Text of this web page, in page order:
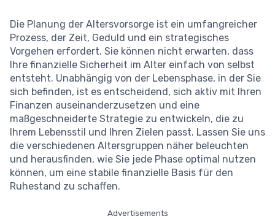
Die Planung der Altersvorsorge ist ein umfangreicher
Prozess, der Zeit, Geduld und ein strategisches
Vorgehen erfordert. Sie können nicht erwarten, dass
Ihre finanzielle Sicherheit im Alter einfach von selbst
entsteht. Unabhängig von der Lebensphase, in der Sie
sich befinden, ist es entscheidend, sich aktiv mit Ihren
Finanzen auseinanderzusetzen und eine
maßgeschneiderte Strategie zu entwickeln, die zu
Ihrem Lebensstil und Ihren Zielen passt. Lassen Sie uns
die verschiedenen Altersgruppen näher beleuchten
und herausfinden, wie Sie jede Phase optimal nutzen
können, um eine stabile finanzielle Basis für den
Ruhestand zu schaffen.
Advertisements